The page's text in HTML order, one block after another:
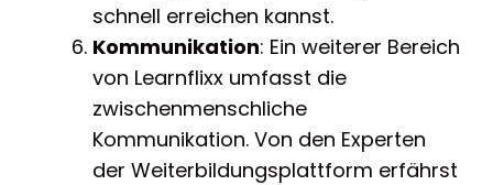
schnell erreichen kannst.
Kommunikation: Ein weiterer Bereich
von Learnflixx umfasst die
zwischenmenschliche
Kommunikation. Von den Experten
der Weiterbildungsplattform erfährst